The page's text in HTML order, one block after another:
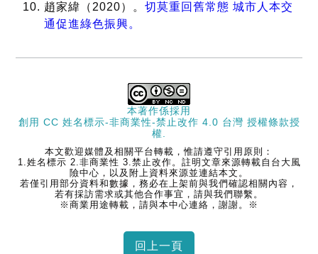
趙家緯（2020）。切莫重回舊常態 城市人本交
通促進綠色振興。
本著作係採用
創用 CC 姓名標示-非商業性-禁止改作 4.0 台灣 授權條款授
權.
本文歡迎媒體及相關平台轉載，惟請遵守引用原則：
1.姓名標示 2.非商業性 3.禁止改作。註明文章來源轉載自台大風
險中心，以及附上資料來源並連結本文。
若僅引用部分資料和數據，務必在上架前與我們確認相關內容，
若有採訪需求或其他合作事宜，請與我們聯繫。
※商業用途轉載，請與本中心連絡，謝謝。※